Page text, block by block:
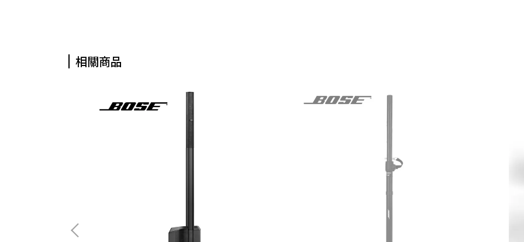
相關商品